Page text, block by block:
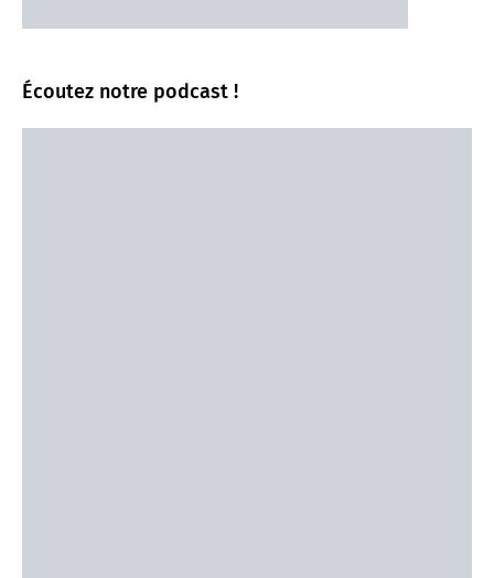
Écoutez notre podcast !